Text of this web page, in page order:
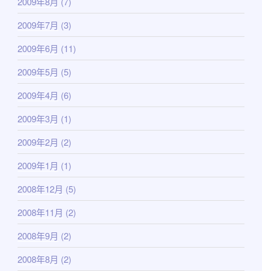
2009年7月 (3)
2009年6月 (11)
2009年5月 (5)
2009年4月 (6)
2009年3月 (1)
2009年2月 (2)
2009年1月 (1)
2008年12月 (5)
2008年11月 (2)
2008年9月 (2)
2008年8月 (2)